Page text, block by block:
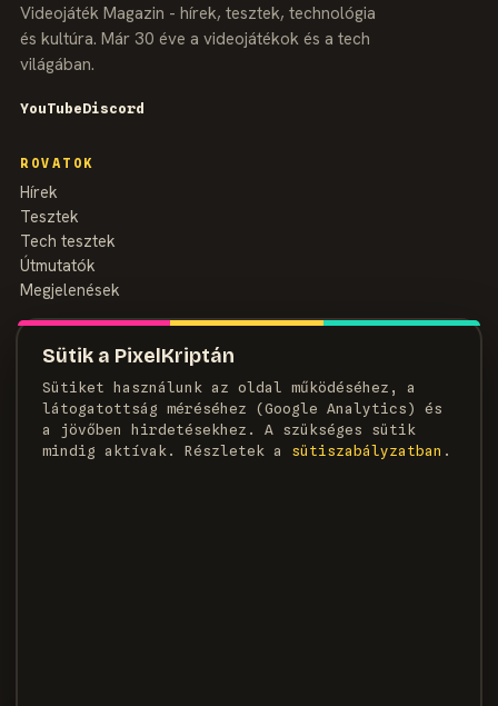
Sütik a PixelKriptán
Sütiket használunk az oldal működéséhez, a
látogatottság méréséhez (Google Analytics) és
a jövőben hirdetésekhez. A szükséges sütik
mindig aktívak. Részletek a
süti­szabályzatban .
Videojáték Magazin - hírek, tesztek, technológia
és kultúra. Már 30 éve a videojátékok és a tech
világában.
YouTubeDiscord
ROVATOK
Hírek
Tesztek
Tech tesztek
Útmutatók
Megjelenések
MAGAZIN
Szerzők
Médiaajánlat
Kapcsolat